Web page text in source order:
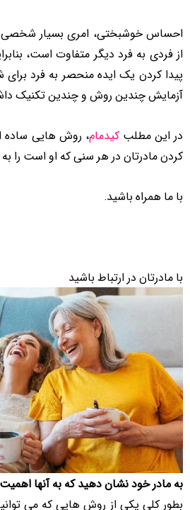
احساس خوشبختی، امری بسیار
از فردی به فرد دیگر متفاوت است،
پیدا کردن یک ایده منحصر به فرد برای
آزمایش چندین روش و چندین تکنیک
در این مطلب کیدمام، روش هایی ساده
کردن مادرتان در هر سنی که او است را به
با ما همراه باشید.
با مادرتان در ارتباط باشید
به مادر خود نشان دهید که به آنها
بطور کلی یکی از روش هایی که می توانیم